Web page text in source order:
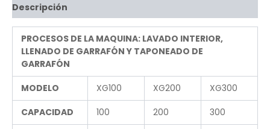
Descripción
PROCESOS DE LA MAQUINA: LAVADO INTERIOR,
LLENADO DE GARRAFÓN Y TAPONEADO DE
GARRAFÓN
MODELO
XG100 XG200
XG300
CAPACIDAD
100 200
300